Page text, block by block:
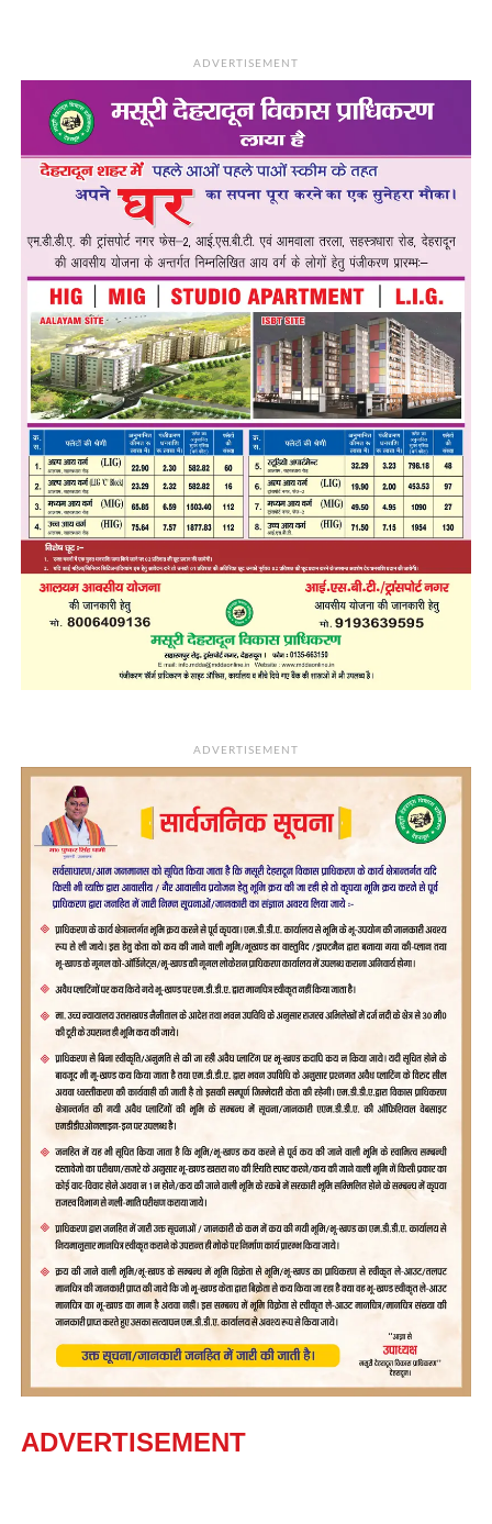
ADVERTISEMENT
ADVERTISEMENT
ADVERTISEMENT